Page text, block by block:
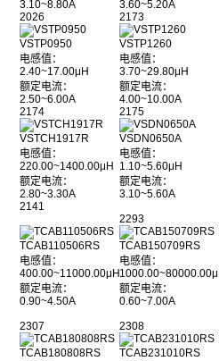
3.10~8.80A
2026
3.60~5.20A
2173
VSTP0950
电感值：
2.40~17.00μH
额定电流：
2.50~6.00A
2174
VSTP1260
电感值：
3.70~29.80μH
额定电流：
4.00~10.00A
2175
VSTCH1917R
电感值：
220.00~1400.00μH
额定电流：
2.80~3.30A
2141
VSDN0650A
电感值：
1.10~5.60μH
额定电流：
3.10~5.60A
2293
TCAB110506RS
电感值：
400.00~11000.00μH
额定电流：
0.90~4.50A
2307
TCAB150709RS
电感值：
额定电流：
0.60~7.00A
2308
TCAB180808RS
TCAB231010RS